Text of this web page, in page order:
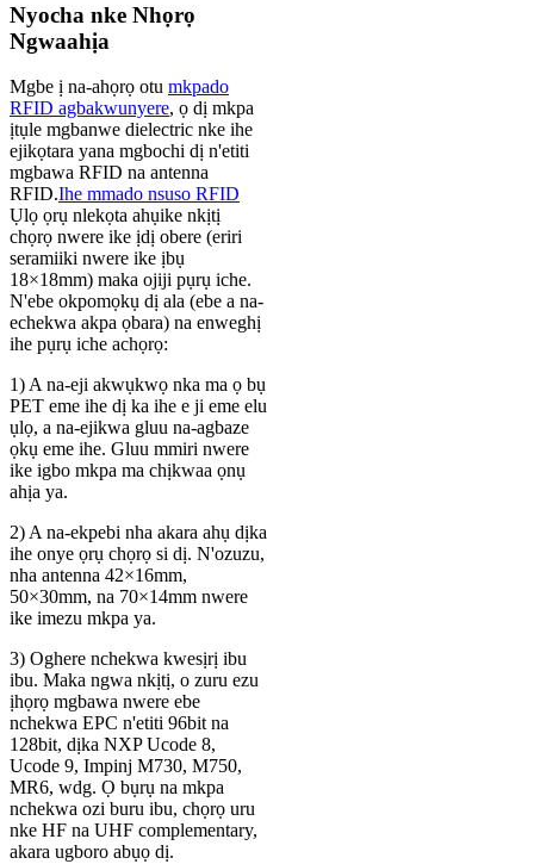
Nyocha nke Nhọrọ
Ngwaahịa
Mgbe ị na-ahọrọ otu mkpado
RFID agbakwunyere, ọ dị mkpa
ịtụle mgbanwe dielectric nke ihe
ejikọtara yana mgbochi dị n'etiti
mgbawa RFID na antenna
RFID.Ihe mmado nsuso RFID
Ụlọ ọrụ nlekọta ahụike nkịtị
chọrọ nwere ike ịdị obere (eriri
seramiiki nwere ike ịbụ
18×18mm) maka ojiji pụrụ iche.
N'ebe okpomọkụ dị ala (ebe a na-
echekwa akpa ọbara) na enweghị
ihe pụrụ iche achọrọ:
1) A na-eji akwụkwọ nka ma ọ bụ
PET eme ihe dị ka ihe e ji eme elu
ụlọ, a na-ejikwa gluu na-agbaze
ọkụ eme ihe. Gluu mmiri nwere
ike igbo mkpa ma chịkwaa ọnụ
ahịa ya.
2) A na-ekpebi nha akara ahụ dịka
ihe onye ọrụ chọrọ si dị. N'ozuzu,
nha antenna 42×16mm,
50×30mm, na 70×14mm nwere
ike imezu mkpa ya.
3) Oghere nchekwa kwesịrị ibu
ibu. Maka ngwa nkịtị, o zuru ezu
ịhọrọ mgbawa nwere ebe
nchekwa EPC n'etiti 96bit na
128bit, dịka NXP Ucode 8,
Ucode 9, Impinj M730, M750,
MR6, wdg. Ọ bụrụ na mkpa
nchekwa ozi buru ibu, chọrọ uru
nke HF na UHF complementary,
akara ugboro abụọ dị.